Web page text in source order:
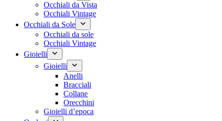
Occhiali da Vista
Occhiali Vintage
Occhiali da Sole
Occhiali da sole
Occhiali Vintage
Gioielli
Gioielli
Anelli
Bracciali
Collane
Orecchini
Gioielli d’epoca